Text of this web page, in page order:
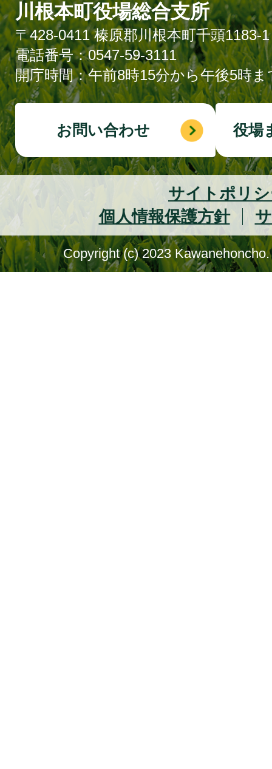
川根本町役場総合支所
〒428-0411 榛原郡川根本町千頭1183-1
電話番号：0547-59-3111
開庁時間：午前8時15分から午後5時ま
お問い合わせ 役場
サイトポリ
個人情報保護方針
Copyright (c) 2023